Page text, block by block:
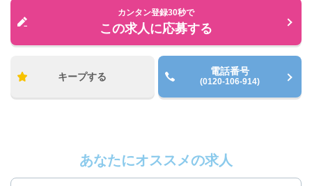
カンタン登録30秒で
この求人に応募する
キープする 電話番号
(0120-106-914)
あなたにオススメの求人